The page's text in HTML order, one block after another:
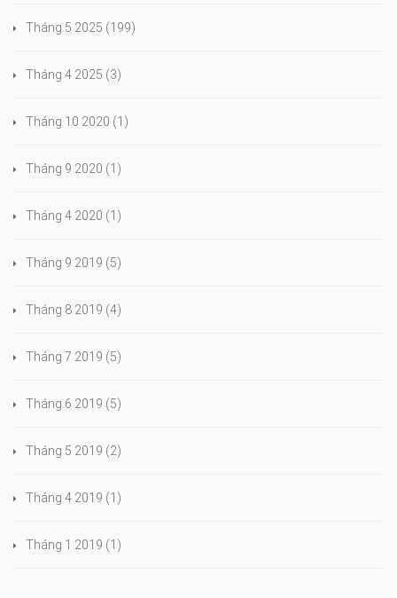
Tháng 5 2025 (199)
Tháng 4 2025 (3)
Tháng 10 2020 (1)
Tháng 9 2020 (1)
Tháng 4 2020 (1)
Tháng 9 2019 (5)
Tháng 8 2019 (4)
Tháng 7 2019 (5)
Tháng 6 2019 (5)
Tháng 5 2019 (2)
Tháng 4 2019 (1)
Tháng 1 2019 (1)